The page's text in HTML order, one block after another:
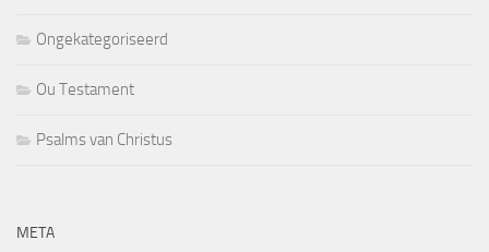
Ongekategoriseerd
Ou Testament
Psalms van Christus
META